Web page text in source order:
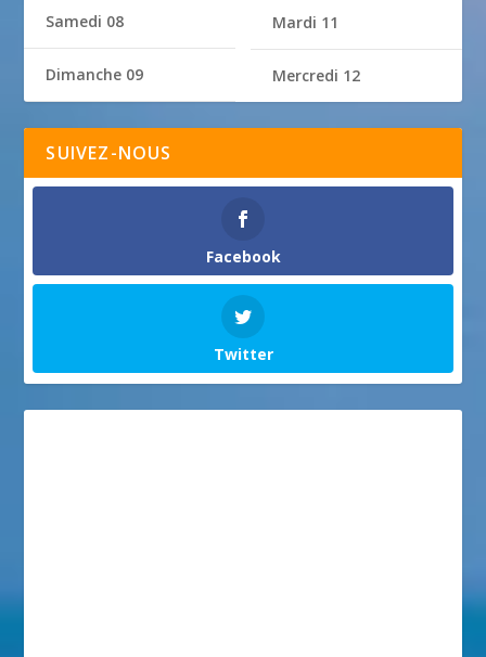
Samedi 08
Dimanche 09
Mardi 11
Mercredi 12
SUIVEZ-NOUS
Facebook
Twitter